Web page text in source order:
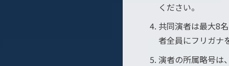
ください。
共同演者は最大8
者全員にフリガナ
演者の所属略号は